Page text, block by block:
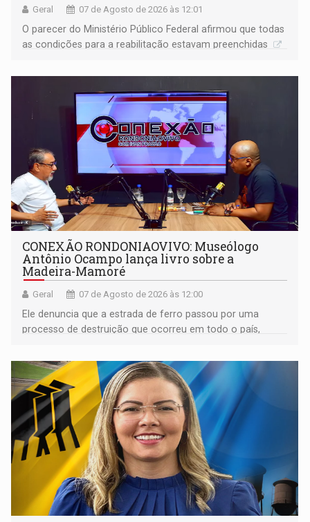
Geral 07 de Agosto de 2026 às 12:01
O parecer do Ministério Público Federal afirmou que todas
as condições para a reabilitação estavam preenchidas
CONEXÃO RONDONIAOVIVO: Museólogo
Antônio Ocampo lança livro sobre a
Madeira-Mamoré
Geral 07 de Agosto de 2026 às 12:00
Ele denuncia que a estrada de ferro passou por uma
processo de destruição que ocorreu em todo o país,